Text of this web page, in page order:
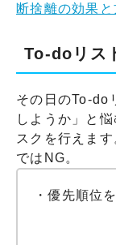
断捨離の効果と
To-doリス
その日のTo-do
しようか」と
スクを行えま
ではNG。
・優先順位